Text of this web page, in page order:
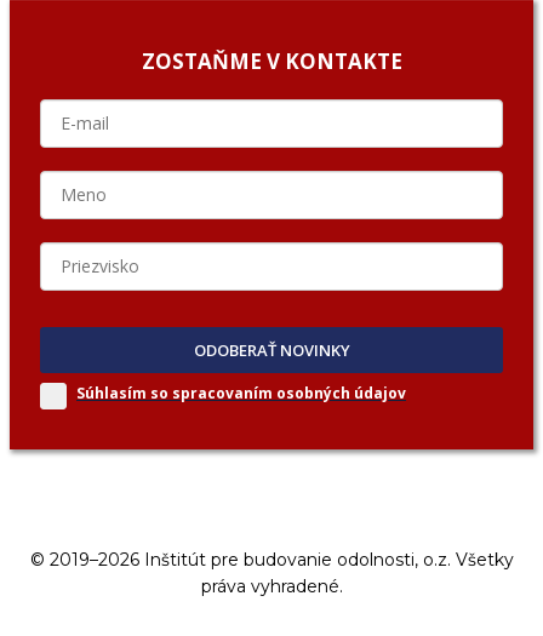
ZOSTAŇME V KONTAKTE
ODOBERAŤ NOVINKY
Súhlasím so spracovaním osobných údajov
© 2019–2026 Inštitút pre budovanie odolnosti, o.z. Všetky
práva vyhradené.